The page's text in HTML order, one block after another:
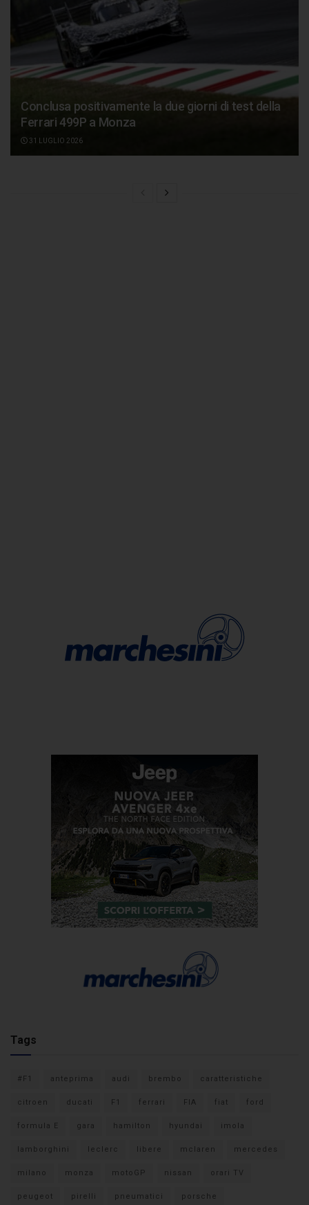
Conclusa positivamente la due giorni di test della
Ferrari 499P a Monza
31 LUGLIO 2026
Tags
#F1 anteprima audi brembo caratteristiche
citroen ducati F1 ferrari FIA fiat ford
formula E gara hamilton hyundai imola
lamborghini leclerc libere mclaren mercedes
milano monza motoGP nissan orari TV
peugeot pirelli pneumatici porsche